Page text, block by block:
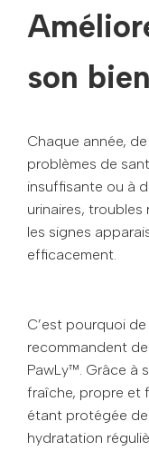
son
Chaque année,
problèmes de
insuffisante ou à
urinaires, troubles
les signes
efficacement.
C’est pourquoi
recommandent
PawLy™. Grâce à
fraîche, propre et
étant protégée
hydratation